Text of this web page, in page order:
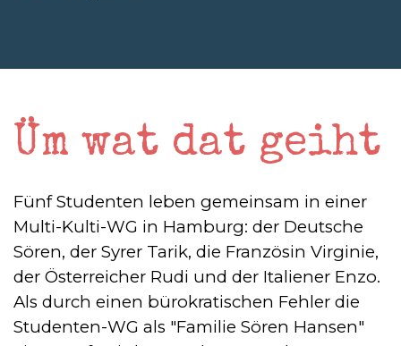
Üm wat dat geiht
Fünf Studenten leben gemeinsam in einer
Multi-Kulti-WG in Hamburg: der Deutsche
Sören, der Syrer Tarik, die Französin Virginie,
der Österreicher Rudi und der Italiener Enzo.
Als durch einen bürokratischen Fehler die
Studenten-WG als "Familie Sören Hansen"